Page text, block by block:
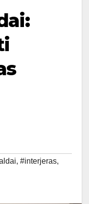
, #interjeras,